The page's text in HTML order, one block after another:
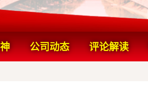
公司动态 评论解读